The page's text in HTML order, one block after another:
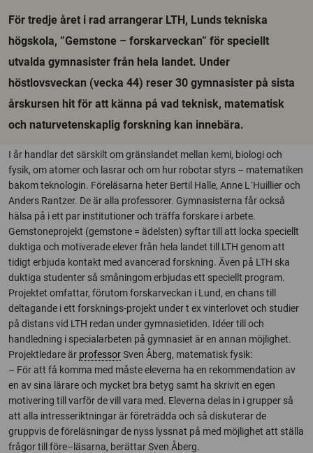
För tredje året i rad arrangerar LTH, Lunds tekniska
högskola, ”Gemstone – forskarveckan” för speciellt
utvalda gymnasister från hela landet. Under
höstlovsveckan (vecka 44) reser 30 gymnasister på sista
årskursen hit för att känna på vad teknisk, matematisk
och naturvetenskaplig forskning kan innebära.
I år handlar det särskilt om gränslandet mellan kemi, biologi och
fysik, om atomer och lasrar och om hur robotar styrs – matematiken
bakom teknologin. Föreläsarna heter Bertil Halle, Anne L´Huillier och
Anders Rantzer. De är alla professorer. Gymnasisterna får också
hälsa på i ett par institutioner och träffa forskare i arbete.
Gemstoneprojekt (gemstone = ädelsten) syftar till att locka speciellt
duktiga och motiverade elever från hela landet till LTH genom att
tidigt erbjuda kontakt med avancerad forskning. Även på LTH ska
duktiga studenter så småningom erbjudas ett speciellt program.
Projektet omfattar, förutom forskarveckan i Lund, en chans till
deltagande i ett forsknings-projekt under t ex vinterlovet och studier
på distans vid LTH redan under gymnasietiden. Idéer till och
handledning i specialarbeten på gymnasiet är en annan möjlighet.
Projektledare är professorSven Åberg, matematisk fysik:
– För att få komma med måste eleverna ha en rekommendation av
en av sina lärare och mycket bra betyg samt ha skrivit en egen
motivering till varför de vill vara med. Eleverna delas in i grupper så
att alla intresseriktningar är företrädda och så diskuterar de
gruppvis de föreläsningar de nyss lyssnat på med möjlighet att ställa
frågor till före–läsarna, berättar Sven Åberg.